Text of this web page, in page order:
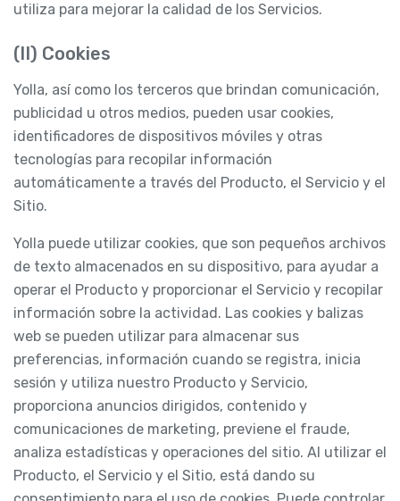
utiliza para mejorar la calidad de los Servicios.
(II) Cookies
Yolla, así como los terceros que brindan comunicación,
publicidad u otros medios, pueden usar cookies,
identificadores de dispositivos móviles y otras
tecnologías para recopilar información
automáticamente a través del Producto, el Servicio y el
Sitio.
Yolla puede utilizar cookies, que son pequeños archivos
de texto almacenados en su dispositivo, para ayudar a
operar el Producto y proporcionar el Servicio y recopilar
información sobre la actividad. Las cookies y balizas
web se pueden utilizar para almacenar sus
preferencias, información cuando se registra, inicia
sesión y utiliza nuestro Producto y Servicio,
proporciona anuncios dirigidos, contenido y
comunicaciones de marketing, previene el fraude,
analiza estadísticas y operaciones del sitio. Al utilizar el
Producto, el Servicio y el Sitio, está dando su